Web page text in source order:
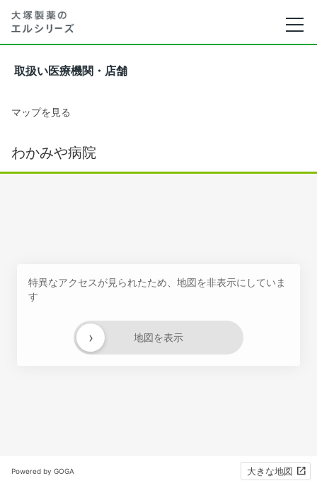
取扱い医療機関・店舗
マップを見る
わかみや病院
特異なアクセスが見られたため、地図を非表示にしていま
す
地図を表示
›
Powered by GOGA 大きな地図